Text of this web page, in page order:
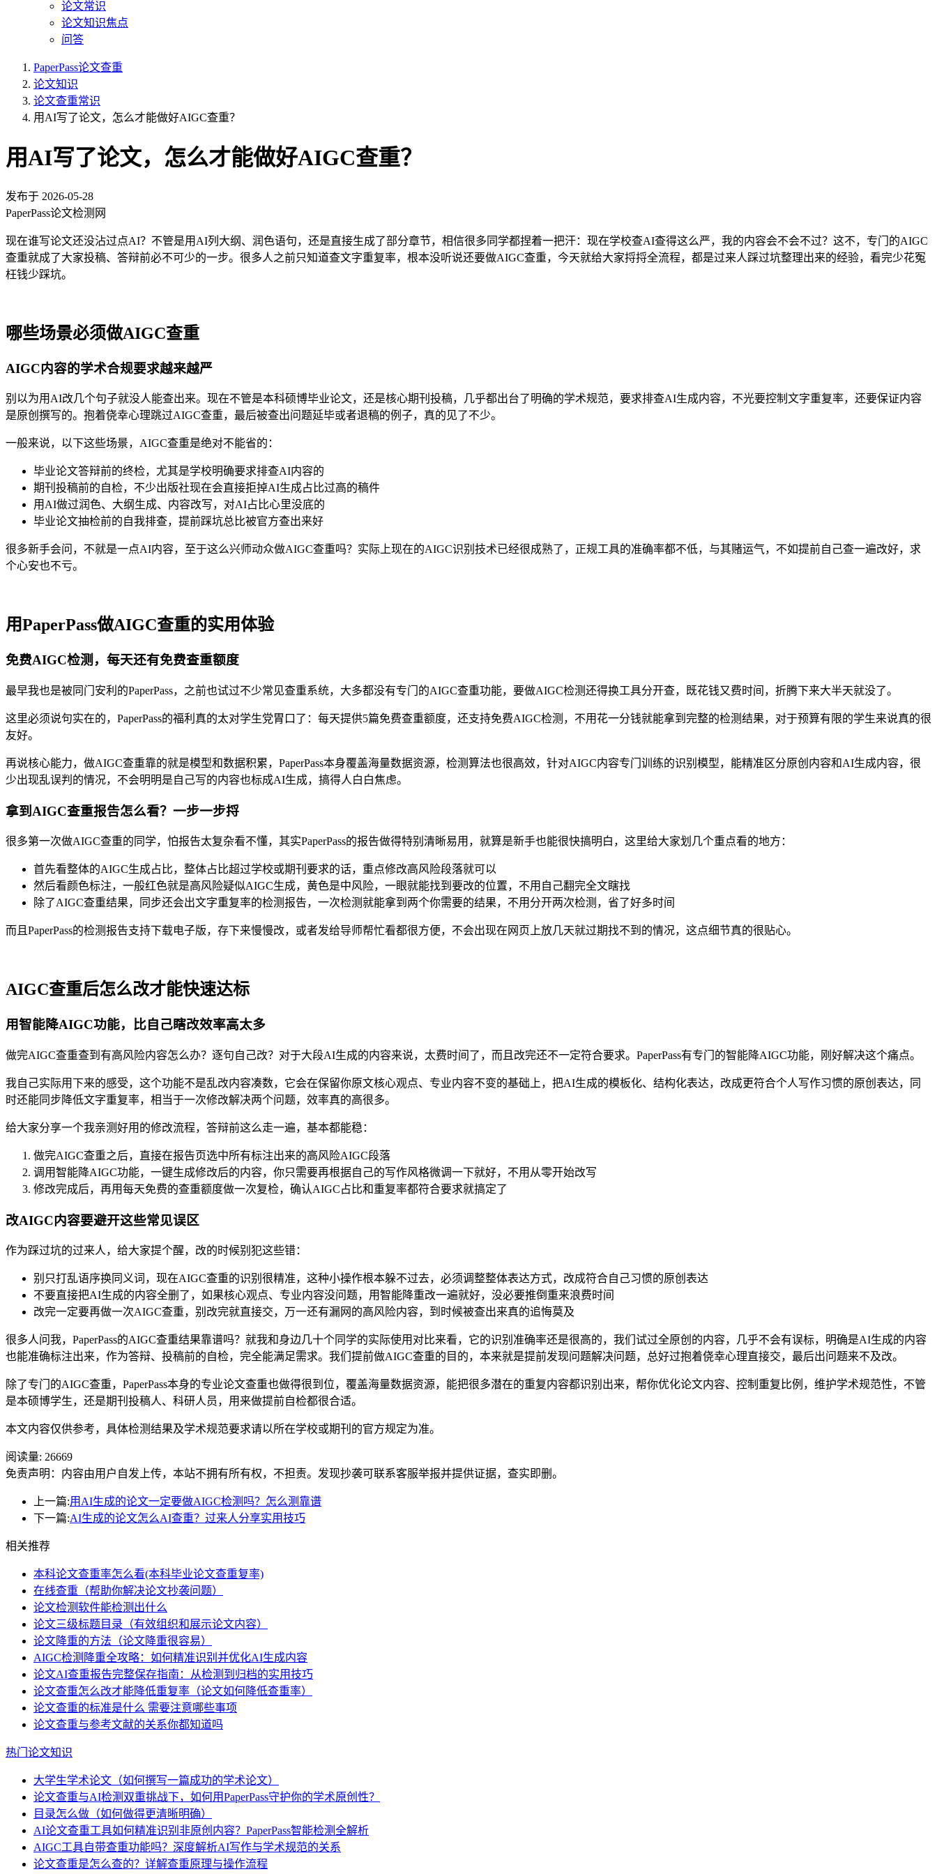
论文常识
论文知识焦点
问答
PaperPass论文查重
论文知识
论文查重常识
用AI写了论文，怎么才能做好AIGC查重？
用AI写了论文，怎么才能做好AIGC查重？
发布于 2026-05-28
PaperPass论文检测网
现在谁写论文还没沾过点AI？不管是用AI列大纲、润色语句，还是直接生成了部分章节，相信很多同学都捏着一把汗：现在学校查AI查得这么严，我的内容会不会不过？这不，专门的AIGC
查重就成了大家投稿、答辩前必不可少的一步。很多人之前只知道查文字重复率，根本没听说还要做AIGC查重，今天就给大家捋捋全流程，都是过来人踩过坑整理出来的经验，看完少花冤
枉钱少踩坑。
哪些场景必须做AIGC查重
AIGC内容的学术合规要求越来越严
别以为用AI改几个句子就没人能查出来。现在不管是本科硕博毕业论文，还是核心期刊投稿，几乎都出台了明确的学术规范，要求排查AI生成内容，不光要控制文字重复率，还要保证内容
是原创撰写的。抱着侥幸心理跳过AIGC查重，最后被查出问题延毕或者退稿的例子，真的见了不少。
一般来说，以下这些场景，AIGC查重是绝对不能省的：
毕业论文答辩前的终检，尤其是学校明确要求排查AI内容的
期刊投稿前的自检，不少出版社现在会直接拒掉AI生成占比过高的稿件
用AI做过润色、大纲生成、内容改写，对AI占比心里没底的
毕业论文抽检前的自我排查，提前踩坑总比被官方查出来好
很多新手会问，不就是一点AI内容，至于这么兴师动众做AIGC查重吗？实际上现在的AIGC识别技术已经很成熟了，正规工具的准确率都不低，与其赌运气，不如提前自己查一遍改好，求
个心安也不亏。
用PaperPass做AIGC查重的实用体验
免费AIGC检测，每天还有免费查重额度
最早我也是被同门安利的PaperPass，之前也试过不少常见查重系统，大多都没有专门的AIGC查重功能，要做AIGC检测还得换工具分开查，既花钱又费时间，折腾下来大半天就没了。
这里必须说句实在的，PaperPass的福利真的太对学生党胃口了：每天提供5篇免费查重额度，还支持免费AIGC检测，不用花一分钱就能拿到完整的检测结果，对于预算有限的学生来说真的很
友好。
再说核心能力，做AIGC查重靠的就是模型和数据积累，PaperPass本身覆盖海量数据资源，检测算法也很高效，针对AIGC内容专门训练的识别模型，能精准区分原创内容和AI生成内容，很
少出现乱误判的情况，不会明明是自己写的内容也标成AI生成，搞得人白白焦虑。
拿到AIGC查重报告怎么看？一步一步捋
很多第一次做AIGC查重的同学，怕报告太复杂看不懂，其实PaperPass的报告做得特别清晰易用，就算是新手也能很快搞明白，这里给大家划几个重点看的地方：
首先看整体的AIGC生成占比，整体占比超过学校或期刊要求的话，重点修改高风险段落就可以
然后看颜色标注，一般红色就是高风险疑似AIGC生成，黄色是中风险，一眼就能找到要改的位置，不用自己翻完全文瞎找
除了AIGC查重结果，同步还会出文字重复率的检测报告，一次检测就能拿到两个你需要的结果，不用分开两次检测，省了好多时间
而且PaperPass的检测报告支持下载电子版，存下来慢慢改，或者发给导师帮忙看都很方便，不会出现在网页上放几天就过期找不到的情况，这点细节真的很贴心。
AIGC查重后怎么改才能快速达标
用智能降AIGC功能，比自己瞎改效率高太多
做完AIGC查重查到有高风险内容怎么办？逐句自己改？对于大段AI生成的内容来说，太费时间了，而且改完还不一定符合要求。PaperPass有专门的智能降AIGC功能，刚好解决这个痛点。
我自己实际用下来的感受，这个功能不是乱改内容凑数，它会在保留你原文核心观点、专业内容不变的基础上，把AI生成的模板化、结构化表达，改成更符合个人写作习惯的原创表达，同
时还能同步降低文字重复率，相当于一次修改解决两个问题，效率真的高很多。
给大家分享一个我亲测好用的修改流程，答辩前这么走一遍，基本都能稳：
做完AIGC查重之后，直接在报告页选中所有标注出来的高风险AIGC段落
调用智能降AIGC功能，一键生成修改后的内容，你只需要再根据自己的写作风格微调一下就好，不用从零开始改写
修改完成后，再用每天免费的查重额度做一次复检，确认AIGC占比和重复率都符合要求就搞定了
改AIGC内容要避开这些常见误区
作为踩过坑的过来人，给大家提个醒，改的时候别犯这些错：
别只打乱语序换同义词，现在AIGC查重的识别很精准，这种小操作根本躲不过去，必须调整整体表达方式，改成符合自己习惯的原创表达
不要直接把AI生成的内容全删了，如果核心观点、专业内容没问题，用智能降重改一遍就好，没必要推倒重来浪费时间
改完一定要再做一次AIGC查重，别改完就直接交，万一还有漏网的高风险内容，到时候被查出来真的追悔莫及
很多人问我，PaperPass的AIGC查重结果靠谱吗？就我和身边几十个同学的实际使用对比来看，它的识别准确率还是很高的，我们试过全原创的内容，几乎不会有误标，明确是AI生成的内容
也能准确标注出来，作为答辩、投稿前的自检，完全能满足需求。我们提前做AIGC查重的目的，本来就是提前发现问题解决问题，总好过抱着侥幸心理直接交，最后出问题来不及改。
除了专门的AIGC查重，PaperPass本身的专业论文查重也做得很到位，覆盖海量数据资源，能把很多潜在的重复内容都识别出来，帮你优化论文内容、控制重复比例，维护学术规范性，不管
是本硕博学生，还是期刊投稿人、科研人员，用来做提前自检都很合适。
本文内容仅供参考，具体检测结果及学术规范要求请以所在学校或期刊的官方规定为准。
阅读量: 26669
免责声明：内容由用户自发上传，本站不拥有所有权，不担责。发现抄袭可联系客服举报并提供证据，查实即删。
上一篇:用AI生成的论文一定要做AIGC检测吗？怎么测靠谱
下一篇:AI生成的论文怎么AI查重？过来人分享实用技巧
相关推荐
本科论文查重率怎么看(本科毕业论文查重复率)
在线查重（帮助你解决论文抄袭问题）
论文检测软件能检测出什么
论文三级标题目录（有效组织和展示论文内容）
论文降重的方法（论文降重很容易）
AIGC检测降重全攻略：如何精准识别并优化AI生成内容
论文AI查重报告完整保存指南：从检测到归档的实用技巧
论文查重怎么改才能降低重复率（论文如何降低查重率）
论文查重的标准是什么 需要注意哪些事项
论文查重与参考文献的关系你都知道吗
热门论文知识
大学生学术论文（如何撰写一篇成功的学术论文）
论文查重与AI检测双重挑战下，如何用PaperPass守护你的学术原创性？
目录怎么做（如何做得更清晰明确）
AI论文查重工具如何精准识别非原创内容？PaperPass智能检测全解析
AIGC工具自带查重功能吗？深度解析AI写作与学术规范的关系
论文查重是怎么查的？详解查重原理与操作流程